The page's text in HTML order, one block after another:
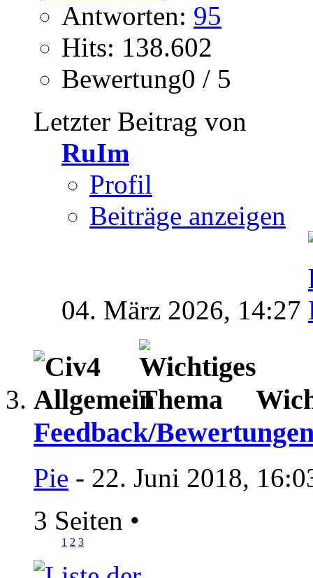
Antworten: 95
Hits: 138.602
Bewertung0 / 5
Letzter Beitrag von
RuIm
Profil
Beiträge anzeigen
04. März 2026, 14:27
Feedback/
Pie - 22. Juni 2018,
3 Seiten •
1 2 3